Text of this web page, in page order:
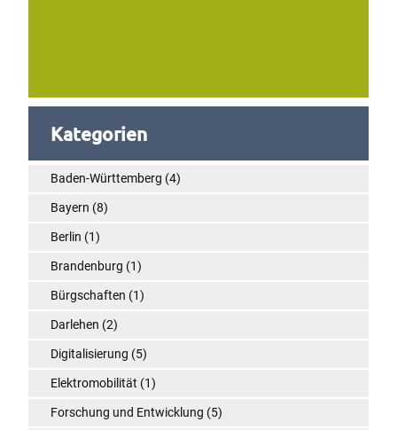
Kategorien
Baden-Württemberg (4)
Bayern (8)
Berlin (1)
Brandenburg (1)
Bürgschaften (1)
Darlehen (2)
Digitalisierung (5)
Elektromobilität (1)
Forschung und Entwicklung (5)